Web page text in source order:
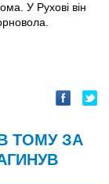
У Рухові він
ТОМУ ЗА